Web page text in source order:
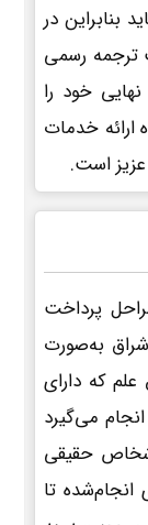
نماید بنابراین در
ترجمه رسمی
خود را
ارائه خدمات
است.
پرداخت
به‌صورت
که دارای
می‌گیرد
حقیقی
انجام‌شده تا